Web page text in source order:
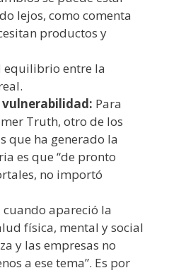
lejos, como comenta
productos y
equilibrio entre la
vulnerabilidad: Para
Truth, otro de los
que ha generado la
es que “de pronto
no importó
apareció la
física, mental y social
y las empresas no
a ese tema”. Es por